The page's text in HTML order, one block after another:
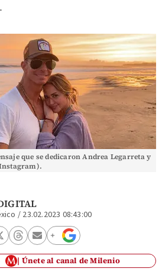
que se dedicaron Andrea Legarreta y
/ 23.02.2023 08:43:00
Únete al canal de Milenio